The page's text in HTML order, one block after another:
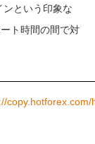
という印象な
ト時間の間で対
copy.hotforex.com/